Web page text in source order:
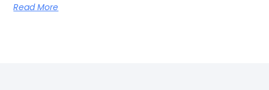
Read More